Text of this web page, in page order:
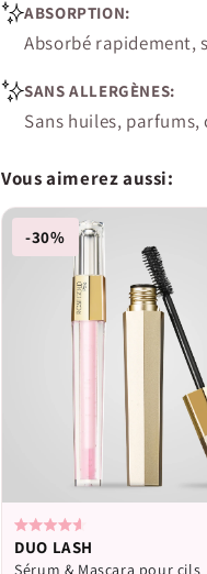
ABSORPTION:
Absorbé rapidement,
SANS ALLERGÈNES:
Sans huiles,
Vous aimerez aussi:
-30%
Calificado
4.6
DUO LASH